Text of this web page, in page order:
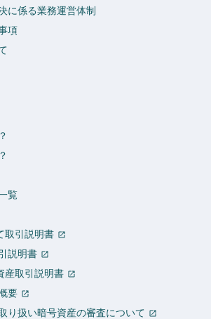
に係る業務運営体制
項
覧
取引説明書
説明書
産取引説明書
要
り扱い暗号資産の審査について